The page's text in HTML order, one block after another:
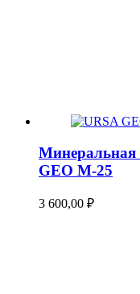
Минеральная
GEO М-25
3 600,00 ₽